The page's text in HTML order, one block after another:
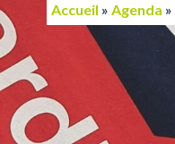
Accueil » Agenda »